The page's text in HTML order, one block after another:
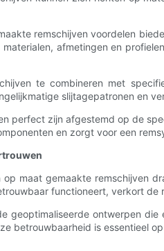
remschijven voordelen
afmetingen en
te combineren met
slijtagepatronen en
perfect zijn afgestemd op de
en zorgt voor een
maat gemaakte remschijven
functioneert, verkort
geoptimaliseerde ontwerpen
betrouwbaarheid is